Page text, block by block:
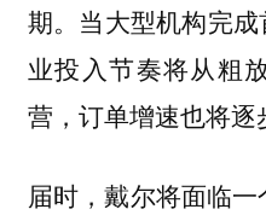
期。当大型机构完
业投入节奏将从粗
营，订单增速也将逐
届时，戴尔将面临